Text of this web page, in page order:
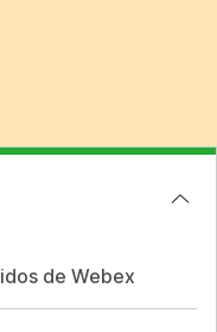
de Webex